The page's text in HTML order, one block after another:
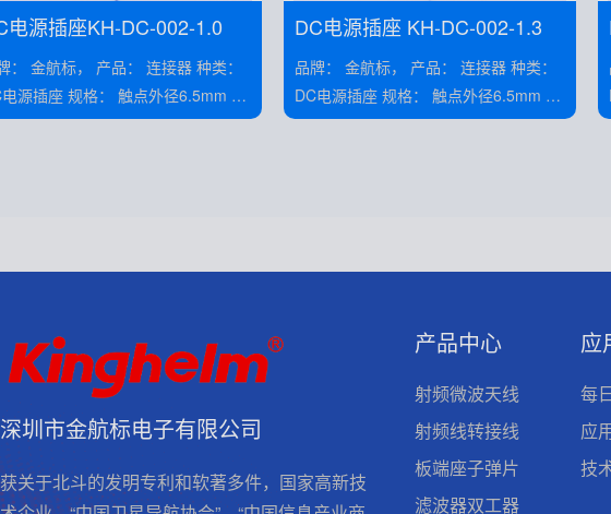
电源插座KH-DC-002-1.0
航标， 产品： 连接器 种类：
规格： 触点外径6.5mm 类
别： 插座 安装： 卧贴
DC电源插座 KH-DC-002-1.3
品牌： 金航标， 产品： 连接器 种类：
DC电源插座 规格： 触点外径6.5mm 类
别： 插座 安装： 卧贴
深圳市金航标电子有限公司
获关于北斗的发明专利和软著多件，国家高新技
产品中心
射频微波天线
射频线转接线
板端座子弹片
滤波器双工器
应
每
应
技